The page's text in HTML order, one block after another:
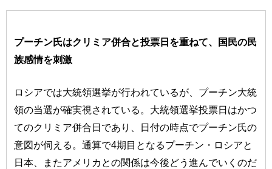
プーチン氏はクリミア併合と投票日を重ねて、国民の民
族感情を刺激
ロシアでは大統領選挙が行われているが、プーチン大統
領の当選が確実視されている。大統領選挙投票日はかつ
てのクリミア併合日であり、日付の時点でプーチン氏の
意図が伺える。通算で4期目となるプーチン・ロシアと
日本、またアメリカとの関係は今後どう進んでいくのだ